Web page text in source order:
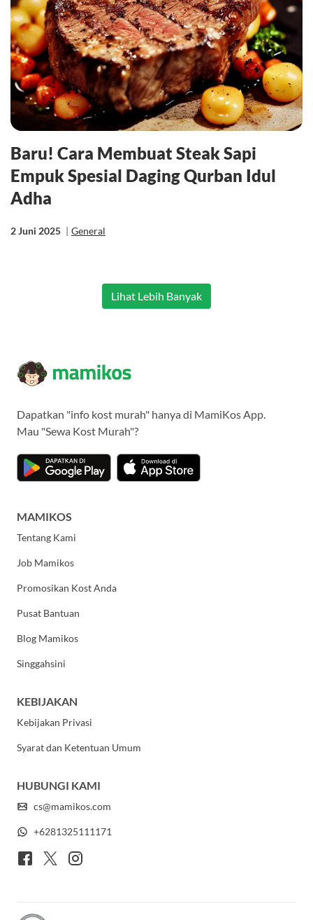
Baru! Cara Membuat Steak Sapi
Empuk Spesial Daging Qurban Idul
Adha
2 Juni 2025 | General
Lihat Lebih Banyak
Dapatkan "info kost murah" hanya di MamiKos App.
Mau "Sewa Kost Murah"?
MAMIKOS
Tentang Kami
Job Mamikos
Promosikan Kost Anda
Pusat Bantuan
Blog Mamikos
Singgahsini
KEBIJAKAN
Kebijakan Privasi
Syarat dan Ketentuan Umum
HUBUNGI KAMI
cs@mamikos.com
+6281325111171